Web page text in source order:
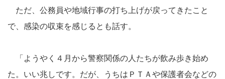
ただ、公務員や地域行事の打ち上げが戻ってきたこと
で、感染の収束を感じるとも話す。
「ようやく４月から警察関係の人たちが飲み歩き始め
た。いい兆しです。だが、うちはＰＴＡや保護者会などの